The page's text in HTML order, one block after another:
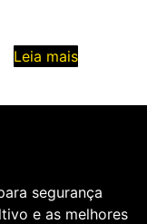
Leia mais
segurança
e as melhores